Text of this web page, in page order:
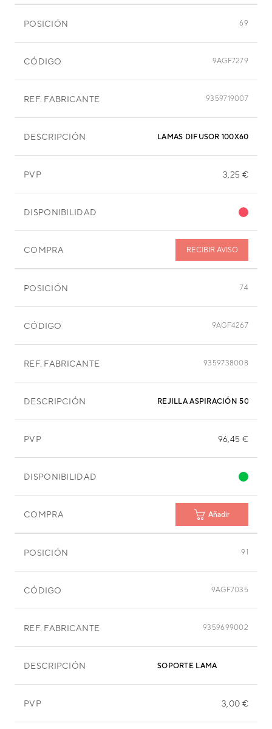
POSICIÓN 69
CÓDIGO 9AGF7279
REF. FABRICANTE 9359719007
DESCRIPCIÓN LAMAS DIFUSOR 100X60 MM
PVP 3,25 €
DISPONIBILIDAD
COMPRA RECIBIR AVISO
POSICIÓN 74
CÓDIGO 9AGF4267
REF. FABRICANTE 9359738008
DESCRIPCIÓN REJILLA ASPIRACIÓN
PVP 96,45 €
DISPONIBILIDAD
COMPRA Añadir
POSICIÓN 91
CÓDIGO 9AGF7035
REF. FABRICANTE 9359699002
DESCRIPCIÓN SOPORTE LAMA
PVP 3,00 €